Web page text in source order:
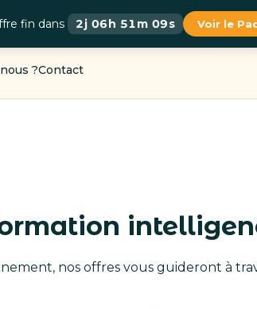
?Contact
nos offres vous guideront à
fin dans 2j 06h 51m 08s Voir le